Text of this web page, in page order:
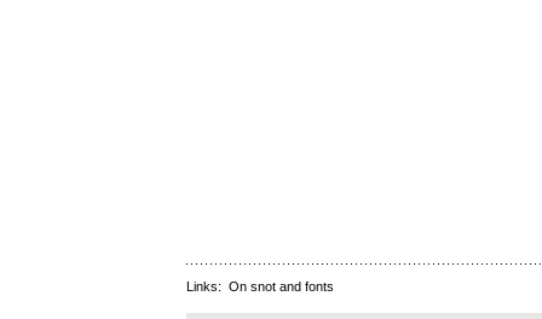
Links: On snot and fonts